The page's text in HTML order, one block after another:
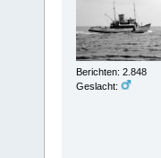
Berichten: 2.848
Geslacht: